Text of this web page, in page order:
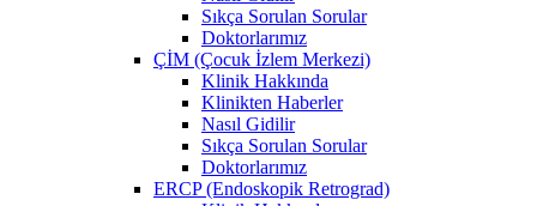
Sıkça Sorulan Sorular
Doktorlarımız
ÇİM (Çocuk İzlem Merkezi)
Klinik Hakkında
Klinikten Haberler
Nasıl Gidilir
Sıkça Sorulan Sorular
Doktorlarımız
ERCP (Endoskopik Retrograd)